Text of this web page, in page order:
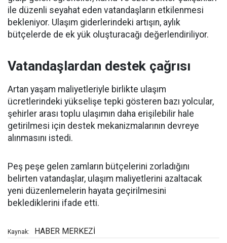
ile düzenli seyahat eden vatandaşların etkilenmesi
bekleniyor. Ulaşım giderlerindeki artışın, aylık
bütçelerde de ek yük oluşturacağı değerlendiriliyor.
Vatandaşlardan destek çağrısı
Artan yaşam maliyetleriyle birlikte ulaşım
ücretlerindeki yükselişe tepki gösteren bazı yolcular,
şehirler arası toplu ulaşımın daha erişilebilir hale
getirilmesi için destek mekanizmalarının devreye
alınmasını istedi.
Peş peşe gelen zamların bütçelerini zorladığını
belirten vatandaşlar, ulaşım maliyetlerini azaltacak
yeni düzenlemelerin hayata geçirilmesini
beklediklerini ifade etti.
Kaynak: HABER MERKEZİ